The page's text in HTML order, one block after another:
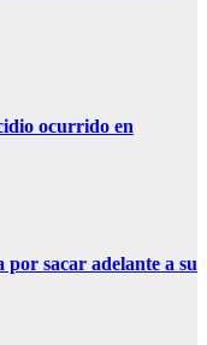
ocurrido en
sacar adelante a su